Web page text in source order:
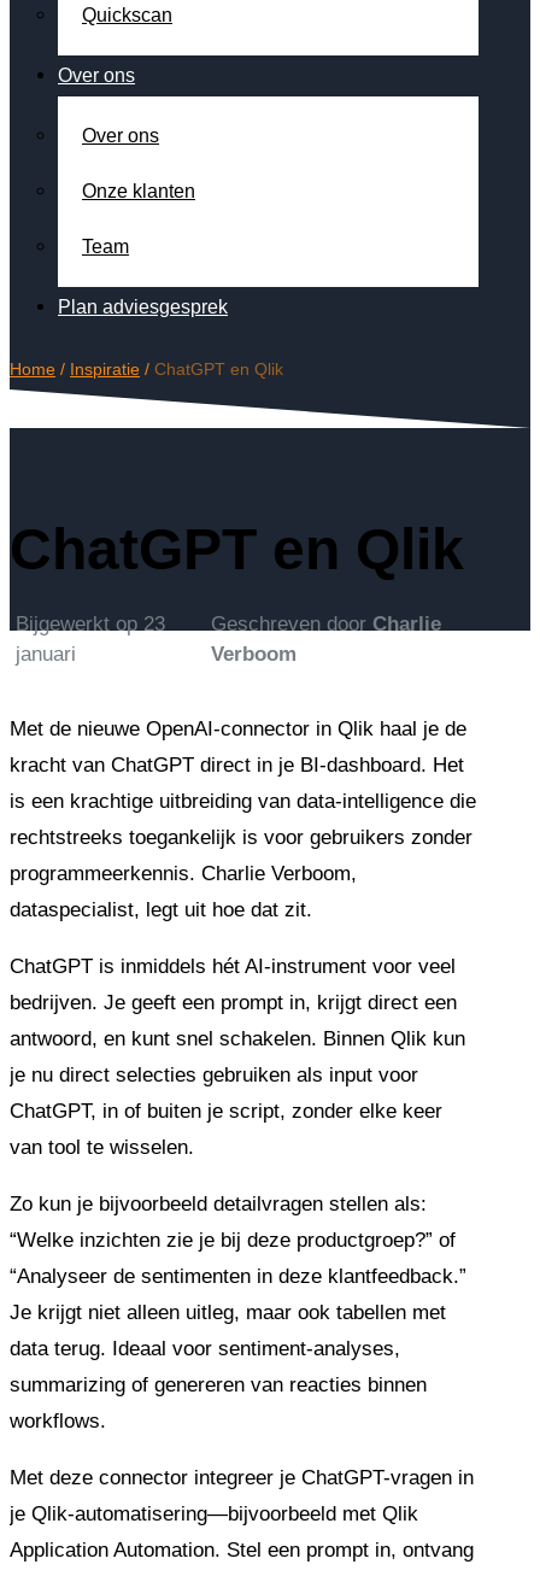
Quickscan
Over ons
Over ons
Onze klanten
Team
Plan adviesgesprek
Home / Inspiratie / ChatGPT en Qlik
ChatGPT en Qlik
Bijgewerkt op 23
januari
Geschreven door Charlie
Verboom
Met de nieuwe OpenAI-connector in Qlik haal je de
kracht van ChatGPT direct in je BI-dashboard. Het
is een krachtige uitbreiding van data-intelligence die
rechtstreeks toegankelijk is voor gebruikers zonder
programmeerkennis. Charlie Verboom,
dataspecialist, legt uit hoe dat zit.
ChatGPT is inmiddels hét AI-instrument voor veel
bedrijven. Je geeft een prompt in, krijgt direct een
antwoord, en kunt snel schakelen. Binnen Qlik kun
je nu direct selecties gebruiken als input voor
ChatGPT, in of buiten je script, zonder elke keer
van tool te wisselen.
Zo kun je bijvoorbeeld detailvragen stellen als:
“Welke inzichten zie je bij deze productgroep?” of
“Analyseer de sentimenten in deze klantfeedback.”
Je krijgt niet alleen uitleg, maar ook tabellen met
data terug. Ideaal voor sentiment-analyses,
summarizing of genereren van reacties binnen
workflows.
Met deze connector integreer je ChatGPT-vragen in
je Qlik-automatisering—bijvoorbeeld met Qlik
Application Automation. Stel een prompt in, ontvang